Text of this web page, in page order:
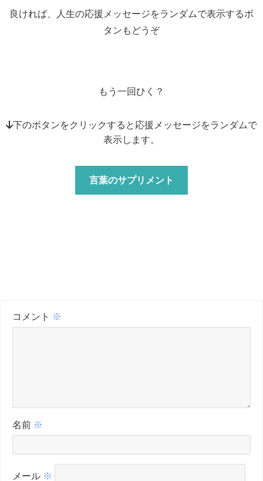
良ければ、人生の応援メッセージをランダムで表示するボ
タンもどうぞ
もう一回ひく？
↓下のボタンをクリックすると応援メッセージをランダムで
表示します。
言葉のサプリメント
コメント ※
名前 ※
メール ※